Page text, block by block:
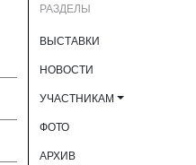
РАЗДЕЛЫ
ВЫСТАВКИ
НОВОСТИ
УЧАСТНИКАМ
ФОТО
АРХИВ